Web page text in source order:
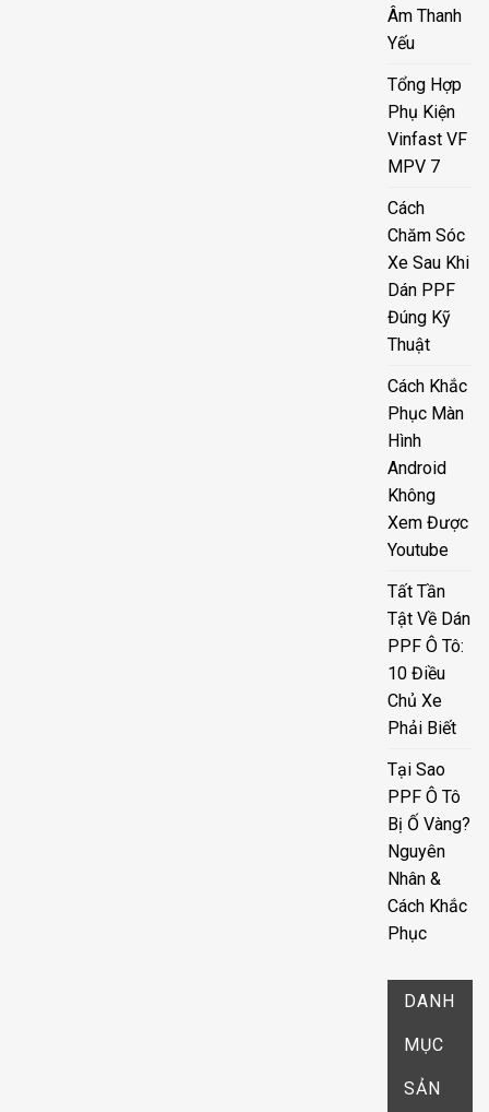
Âm Thanh
Yếu
Tổng Hợp
Phụ Kiện
Vinfast VF
MPV 7
Cách
Chăm Sóc
Xe Sau Khi
Dán PPF
Đúng Kỹ
Thuật
Cách Khắc
Phục Màn
Hình
Android
Không
Xem Được
Youtube
Tất Tần
Tật Về Dán
PPF Ô Tô:
10 Điều
Chủ Xe
Phải Biết
Tại Sao
PPF Ô Tô
Bị Ố Vàng?
Nguyên
Nhân &
Cách Khắc
Phục
DANH
MỤC
SẢN